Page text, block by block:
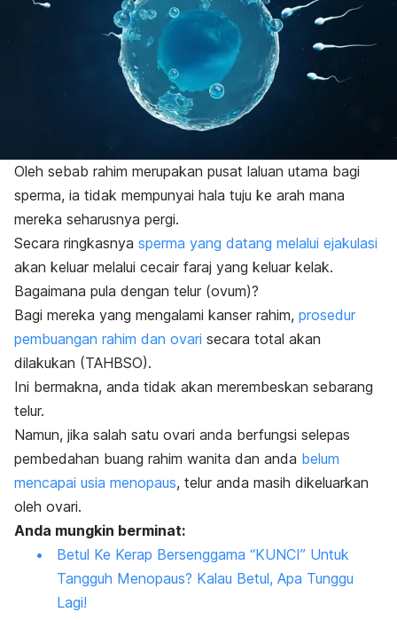
Oleh sebab rahim merupakan pusat laluan utama bagi
sperma, ia tidak mempunyai hala tuju ke arah mana
mereka seharusnya pergi.
Secara ringkasnya sperma yang datang melalui ejakulasi
akan keluar melalui cecair faraj yang keluar kelak.
Bagaimana pula dengan telur (ovum)?
Bagi mereka yang mengalami kanser rahim, prosedur
pembuangan rahim dan ovari secara total akan
dilakukan (TAHBSO).
Ini bermakna, anda tidak akan merembeskan sebarang
telur.
Namun, jika salah satu ovari anda berfungsi selepas
pembedahan buang rahim wanita dan anda belum
mencapai usia menopaus, telur anda masih dikeluarkan
oleh ovari.
Anda mungkin berminat:
Betul Ke Kerap Bersenggama “KUNCI” Untuk
Tangguh Menopaus? Kalau Betul, Apa Tunggu
Lagi!